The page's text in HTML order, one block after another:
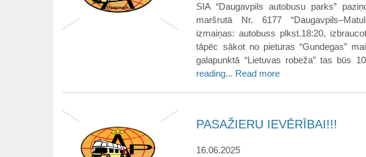
SIA “Daugavpils autobusu parks”
maršrutā Nr. 6177
izmaiņas: autobuss plkst.18:20,
tāpēc sākot no pieturas “Gundegas”
galapunktā “Lietuvas robeža” tas būs
reading... Read more
PASAŽIERU IEVĒRĪBAI!!!
16.06.2025